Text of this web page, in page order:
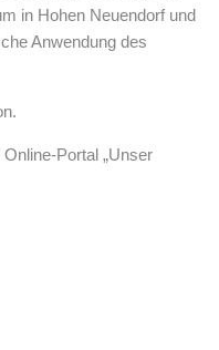
in Hohen Neuendorf und
Anwendung des
Portal „Unser